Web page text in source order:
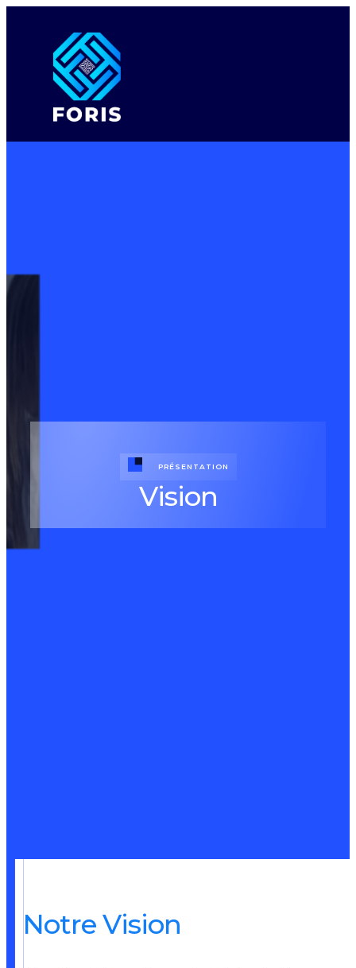
PRÉSENTATION
Vision
Notre Vision